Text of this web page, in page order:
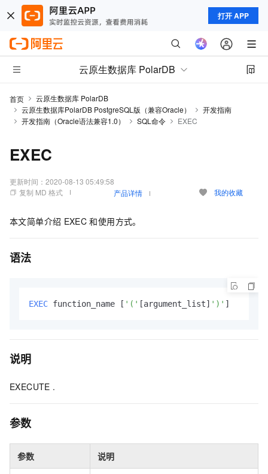
打开 APP
云原生数据库 PolarDB
首页
云原生数据库 PolarDB
云原生数据库PolarDB PostgreSQL版（兼容Oracle）
开发指南
开发指南（Oracle语法兼容1.0）
SQL命令 EXEC
EXEC
更新时间： 2020-08-13 05:49:58
复制 MD 格式
产品详情 我的收藏
本文简单介绍 EXEC 和使用方式。
语法
EXEC function_name [ '(' [argument_list] ')' ]
说明
EXECUTE .
参数
参数 说明